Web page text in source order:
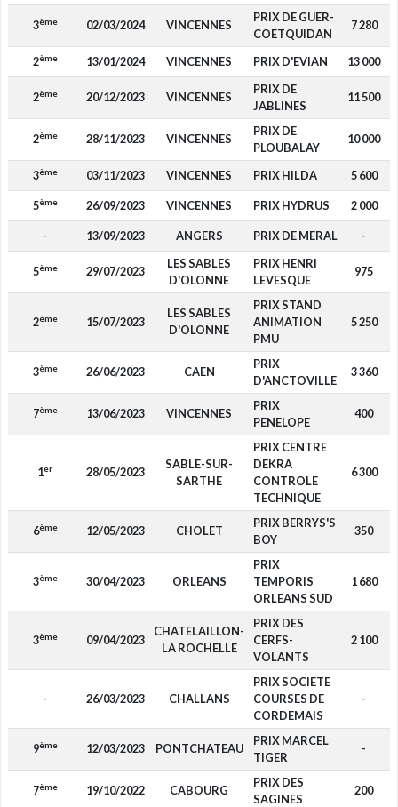
3ème 02/03/2024 VINCENNES
PRIX DE GUER-
COETQUIDAN
7 280
2ème 13/01/2024 VINCENNES PRIX D'EVIAN 13 000
2ème 20/12/2023 VINCENNES
PRIX DE
JABLINES
11 500
2ème 28/11/2023 VINCENNES
PRIX DE
PLOUBALAY
10 000
3ème 03/11/2023 VINCENNES PRIX HILDA 5 600
5ème 26/09/2023 VINCENNES PRIX HYDRUS 2 000
- 13/09/2023 ANGERS PRIX DE MERAL -
5ème 29/07/2023
LES SABLES
D'OLONNE
PRIX HENRI
LEVESQUE
975
2ème 15/07/2023
LES SABLES
D'OLONNE
PRIX STAND
ANIMATION
PMU
5 250
3ème 26/06/2023 CAEN
PRIX
D'ANCTOVILLE
3 360
7ème 13/06/2023 VINCENNES
PRIX
PENELOPE
400
1er 28/05/2023
SABLE-SUR-
SARTHE
PRIX CENTRE
DEKRA
CONTROLE
TECHNIQUE
6 300
6ème 12/05/2023 CHOLET
PRIX BERRYS'S
BOY
350
3ème 30/04/2023 ORLEANS
PRIX
TEMPORIS
ORLEANS SUD
1 680
3ème 09/04/2023
CHATELAILLON-
LA ROCHELLE
PRIX DES
CERFS-
VOLANTS
2 100
- 26/03/2023 CHALLANS
PRIX SOCIETE
COURSES DE
CORDEMAIS
-
9ème 12/03/2023 PONTCHATEAU
PRIX MARCEL
TIGER
-
7ème 19/10/2022 CABOURG
PRIX DES
SAGINES
200